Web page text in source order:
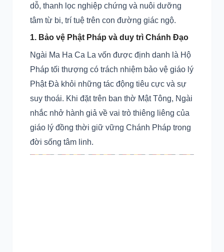
dỗ, thanh lọc nghiệp chứng và nuôi dưỡng
tâm từ bi, trí tuệ trên con đường giác ngộ.
1. Bảo vệ Phật Pháp và duy trì Chánh Đạo
Ngài Ma Ha Ca La vốn được định danh là Hộ
Pháp tối thượng có trách nhiệm bảo vệ giáo lý
Phật Đà khỏi những tác động tiêu cực và sự
suy thoái. Khi đặt trên ban thờ Mật Tông, Ngài
nhắc nhở hành giả về vai trò thiêng liêng của
giáo lý đồng thời giữ vững Chánh Pháp trong
đời sống tâm linh.